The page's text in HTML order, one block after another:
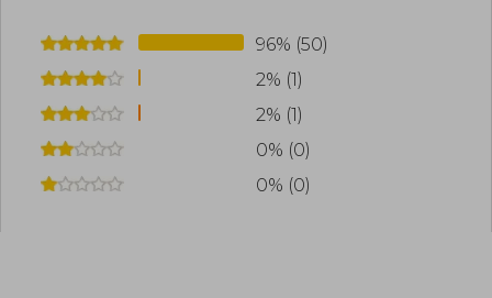
96% (50)
2% (1)
2% (1)
0% (0)
0% (0)